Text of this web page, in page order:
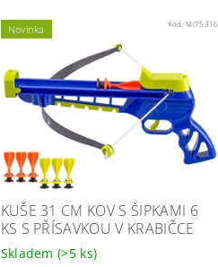
Novinka Kód:MI75316
KUŠE 31 CM KOV S ŠIPKAMI 6
KS S PŘÍSAVKOU V KRABIČCE
Skladem(>5 ks)